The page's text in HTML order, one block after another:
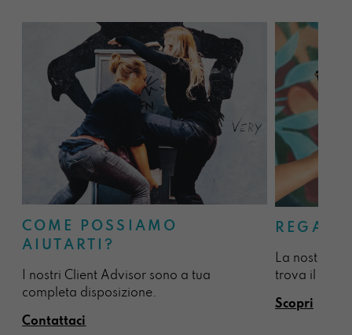
COME POSSIAMO
AIUTARTI?
I nostri Client Advisor sono a tua
completa disposizione.
Contattaci
La nostra
trova il
Scopri